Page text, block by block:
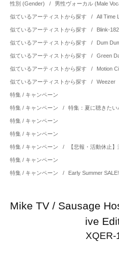
性別 (Gender) / 男性ヴォーカル (Male
似ているアーティストから探す / All Time
似ているアーティストから探す / Blink-182
似ているアーティストから探す / Dum
似ているアーティストから探す / Green
似ているアーティストから探す / Motion
似ているアーティストから探す / Weezer
特集 / キャンペーン
特集 / キャンペーン / 特集：夏に聴きたい
特集 / キャンペーン
特集 / キャンペーン
特集 / キャンペーン / 【悲報・活動休止
特集 / キャンペーン
特集 / キャンペーン / Early Summer
Mike TV / Sausage
ive
XQER-